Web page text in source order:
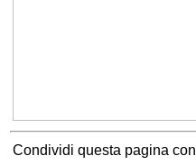
Condividi questa pagina con